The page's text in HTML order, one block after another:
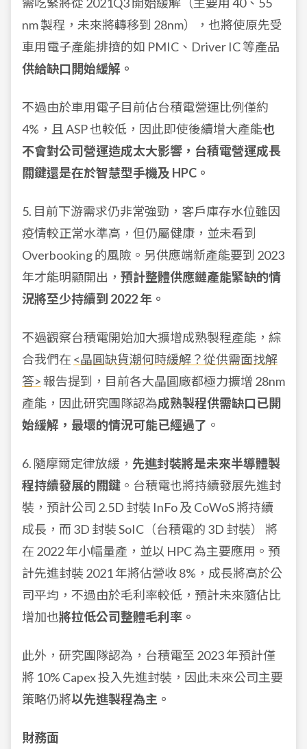
nm 製程，未來將轉移到 28nm），也將使原先受
車用電子產能排擠的如 PMIC、Driver IC 等產品
供給缺口開始緩解。
不過由於車用電子目前佔台積電營運比例僅約
4%，且 ASP 也較低，因此即使後續增大產能也
不會對公司營運造成太大影響，台積電營運成長
關鍵還是在於智慧型手機及 HPC。
5. 目前下游需求仍非常強勁，客戶庫存水位雖因
疫情較正常水準高，但仍屬健康，並未看到
Overbooking 的風險。另供應端新產能要到 2023
年才能明顯開出， 預計整體供應鏈產能緊缺的情
況將至少持續到 2022 年。
不過觀察台積電開始加大擴增成熟製程產能，綜
合我們在 <晶圓缺貨潮何時緩解？從供需面找解
答>報告提到，目前各大晶圓廠都極力擴增 28nm
產能，因此研究團隊認為成熟製程供需缺口已開
始緩解，最壞的情況可能已經過了 。
6. 隨摩爾定律放緩， 先進封裝將是未來半導體製
程持續發展的關鍵 。台積電也將持續發展先進封
裝，預計公司 2.5D 封裝 InFo 及 CoWoS 將持續
成長，而 3D 封裝 SoIC（台積電的 3D 封裝） 將
在 2022 年小幅量產，並以 HPC 為主要應用。預
計先進封裝 2021 年將佔營收 8%，成長將高於公
司平均，不過由於毛利率較低，預計未來隨佔比
增加也將拉低公司整體毛利率。
此外，研究團隊認為，台積電至 2023 年預計僅
將 10% Capex 投入先進封裝，因此未來公司主要
策略仍將以先進製程為主。
財務面